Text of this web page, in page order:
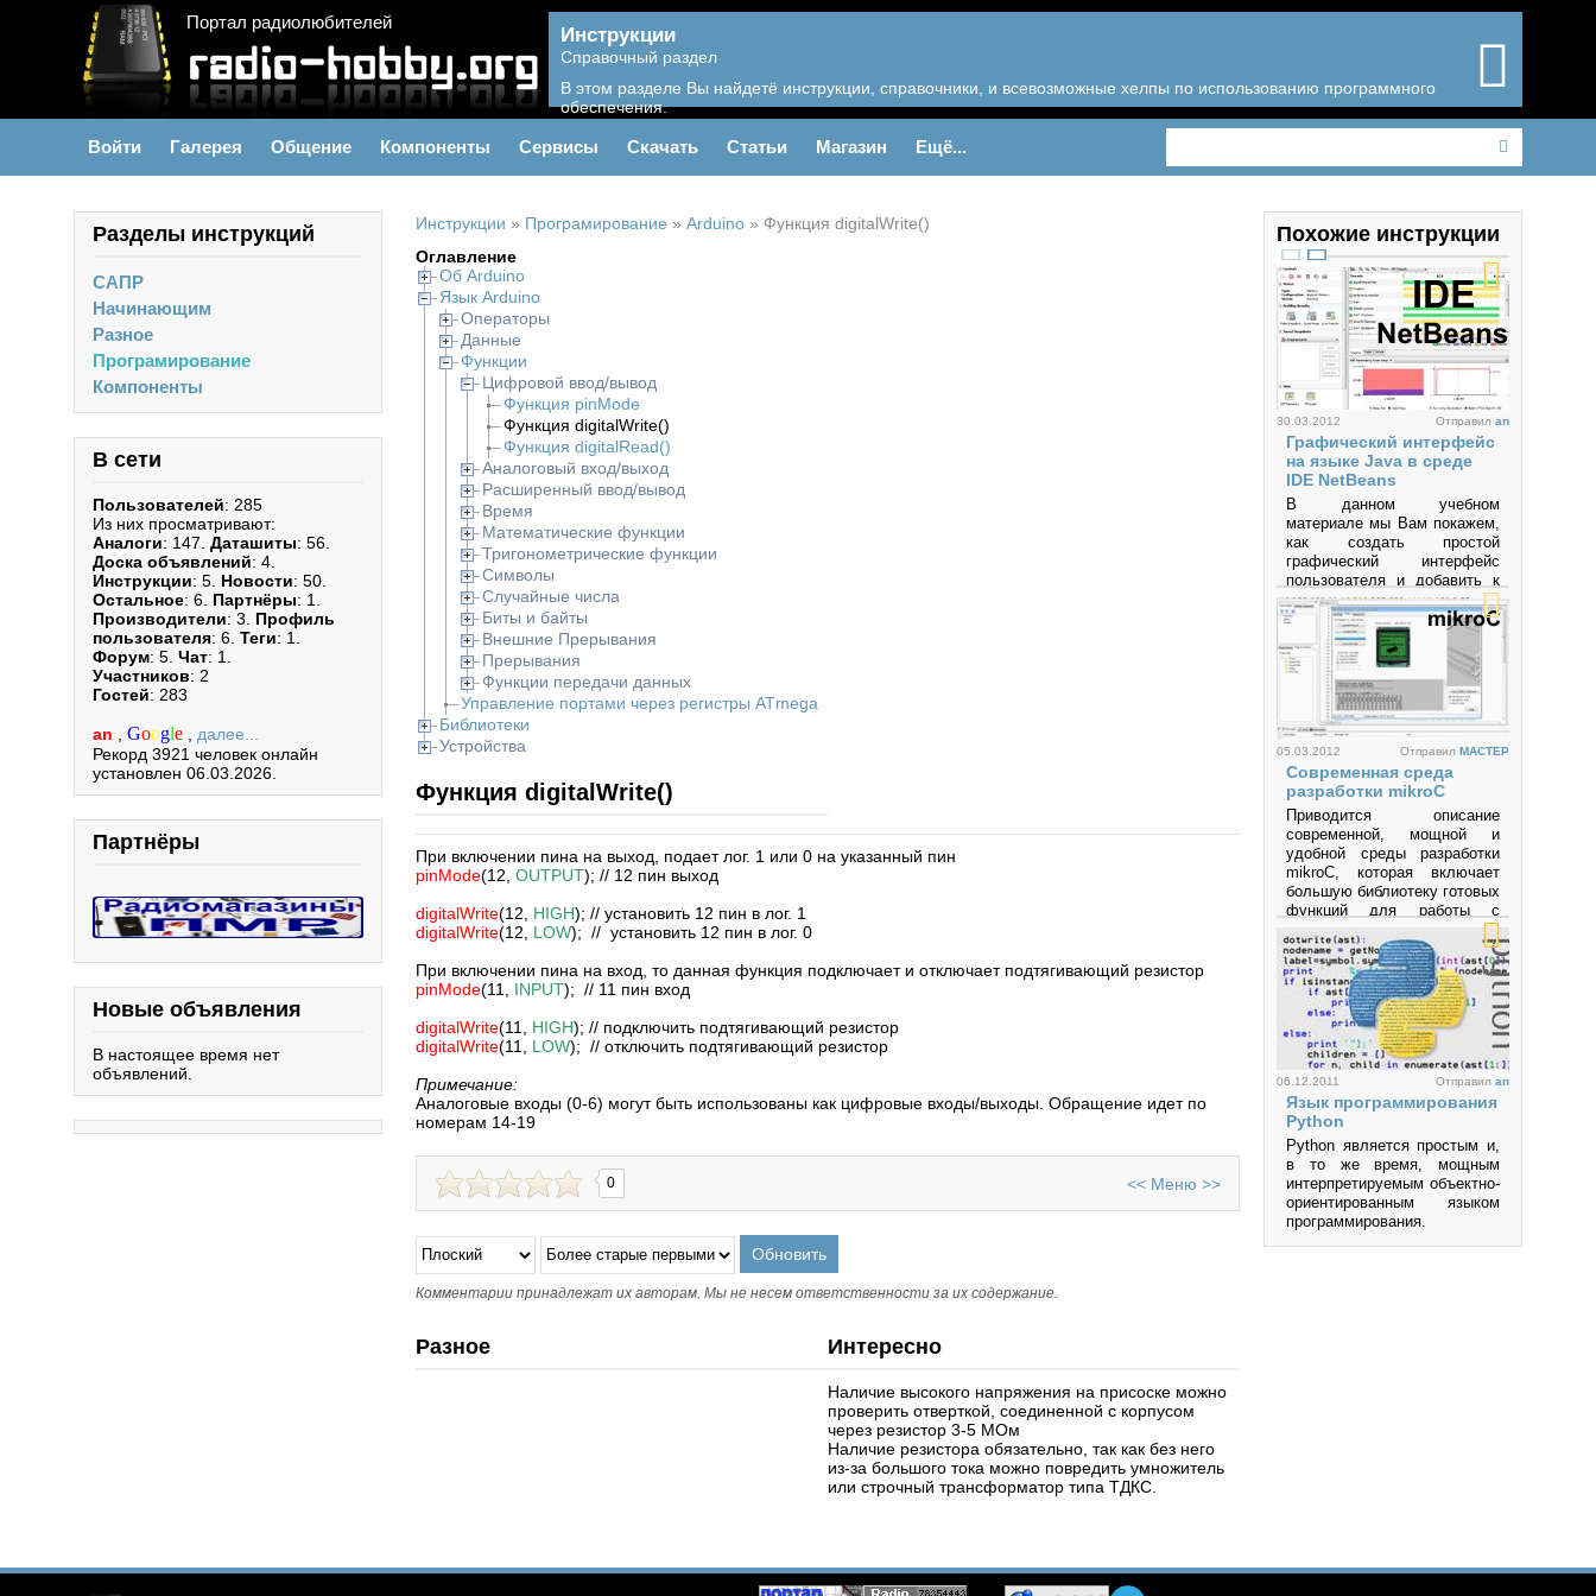
Портал радиолюбителей
Инструкции
Справочный раздел
В этом разделе Вы найдетё инструкции, справочники, и всевозможные хелпы по использованию программного
обеспечения.
Войти Галерея Общение Компоненты Сервисы Скачать Статьи Магазин Ещё...
Разделы инструкций
САПР
Начинающим
Разное
Програмирование
Компоненты
В сети
Пользователей: 285
Из них просматривают:
Аналоги: 147. Даташиты: 56.
Доска объявлений: 4.
Инструкции: 5. Новости: 50.
Остальное: 6. Партнёры: 1.
Производители: 3. Профиль
пользователя: 6. Теги: 1.
Форум: 5. Чат: 1.
Участников: 2
Гостей: 283
an Google
далее...
Рекорд 3921 человек онлайн
установлен 06.03.2026.
Партнёры
Новые объявления
В настоящее время нет
объявлений.
Инструкции » Програмирование » Arduino » Функция digitalWrite()
Оглавление
Об Arduino
Язык Arduino
Операторы
Данные
Функции
Цифровой ввод/вывод
Функция pinMode
Функция digitalWrite()
Функция digitalRead()
Аналоговый вход/выход
Расширенный ввод/вывод
Время
Математические функции
Тригонометрические функции
Символы
Случайные числа
Биты и байты
Внешние Прерывания
Прерывания
Функции передачи данных
Управление портами через регистры ATmega
Библиотеки
Устройства
Функция digitalWrite()
При включении пина на выход, подает лог. 1 или 0 на указанный пин
pinMode(12, OUTPUT); // 12 пин выход
digitalWrite(12, HIGH); // установить 12 пин в лог. 1
digitalWrite(12, LOW); // установить 12 пин в лог. 0
При включении пина на вход, то данная функция подключает и отключает подтягивающий резистор
pinMode(11, INPUT); // 11 пин вход
digitalWrite(11, HIGH); // подключить подтягивающий резистор
digitalWrite(11, LOW); // отключить подтягивающий резистор
Примечание:
Аналоговые входы (0-6) могут быть использованы как цифровые входы/выходы. Обращение идет по
номерам 14-19
0 << Меню >>
Комментарии принадлежат их авторам. Мы не несем ответственности за их содержание.
Разное Интересно
Наличие высокого напряжения на присоске можно
проверить отверткой, соединенной с корпусом
через резистор 3-5 МОм
Наличие резистора обязательно, так как без него
из-за большого тока можно повредить умножитель
или строчный трансформатор типа ТДКС.
Похожие инструкции
30.03.2012 Отправил an
Графический интерфейс
на языке Java в среде
IDE NetBeans
В данном учебном
материале мы Вам покажем,
как создать простой
графический интерфейс
пользователя и добавить к
нему несложной
функциональности.
Просмотров: 64702
05.03.2012 Отправил MACTEP
Современная среда
разработки mikroC
Приводится описание
современной, мощной и
удобной среды разработки
mikroC, которая включает
большую библиотеку готовых
функций для работы с
разнообразными
интерфейсами и
устройствами и позволяет
быстро создавать
эффективные программы на
языке высокого уровня Си
для микроконтроллеров
семейств PIC, AVR, MCS-51
и др.
Просмотров: 219980
06.12.2011 Отправил an
Язык программирования
Python
Python является простым и,
в то же время, мощным
интерпретируемым объектно-
ориентированным языком
программирования.
Просмотров: 457373
User Interface) неразрывно